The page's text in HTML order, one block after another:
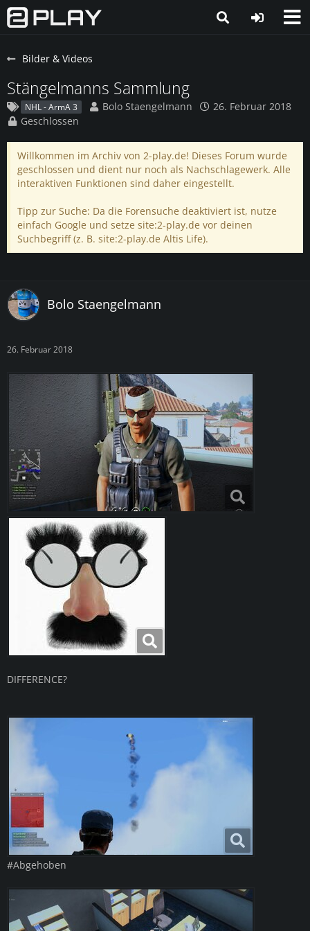
Bilder & Videos
Stängelmanns Sammlung
NHL - ArmA 3 Bolo Staengelmann
26. Februar 2018
Geschlossen
Willkommen im Archiv von 2-play.de! Dieses Forum wurde
geschlossen und dient nur noch als Nachschlagewerk. Alle
interaktiven Funktionen sind daher eingestellt.
Tipp zur Suche: Da die Forensuche deaktiviert ist, nutze
einfach Google und setze site:2-play.de vor deinen
Suchbegriff (z. B. site:2-play.de Altis Life).
Bolo Staengelmann
26. Februar 2018
DIFFERENCE?
#Abgehoben